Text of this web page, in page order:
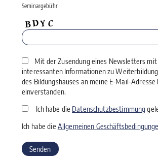
Seminargebühr
Mit der Zusendung eines Newsletters mit
interessanten Informationen zu
des Bildungshauses an meine E-Mail-Adresse
einverstanden.
Ich habe die Datenschutzbestimmung
Ich habe die Allgemeinen